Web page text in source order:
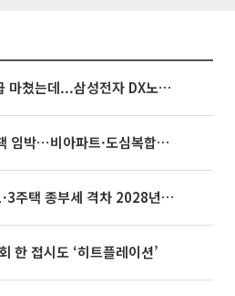
3445억 자사주 지급 마쳤는데...삼성전자 DX노조, 뒤늦은 '떼쓰기 집회'
영끌 '주택공급' 대책 임박⋯비아파트·도심복합까지 총동원
종부세 개편에도…1·3주택 종부세 격차 2028년부터 확대
한 접시도 ‘히트플레이션’